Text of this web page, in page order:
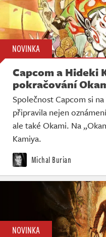
NOVINKA
Capcom a Hideki
pokračování
Společnost Capcom si
připravila nejen
ale také Okami. Na
Kamiya.
Michal Burian
NOVINKA